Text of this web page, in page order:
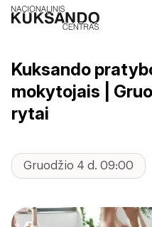
Kuksando
mokytojais |
rytai
Gruodžio 4 d. 09:00